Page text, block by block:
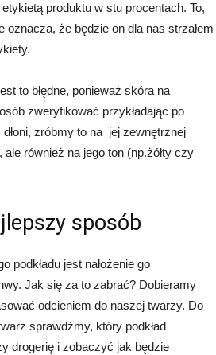
produktu w stu procentach. To,
oznacza, że będzie on dla nas strzałem
to błędne, ponieważ skóra na
zweryfikować przykładając po
zróbmy to na jej zewnętrznej
również na jego ton (np.żółty czy
sposób
podkładu jest nałożenie go
Jak się za to zabrać? Dobieramy
odcieniem do naszej twarzy. Do
sprawdźmy, który podkład
drogerię i zobaczyć jak będzie